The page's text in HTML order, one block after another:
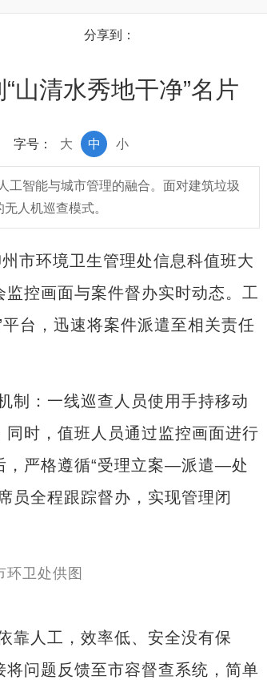
分享到：
山清水秀地干净”名片
字号： 小
中
大
工智能与城市管理的融合。面对建筑垃圾
人机巡查模式。
环境卫生管理处信息科值班大
控画面与案件督办实时动态。工
台，迅速将案件派遣至相关责任
：一线巡查人员使用手持移动
时，值班人员通过监控画面进行
，严格遵循“受理立案—派遣—处
全程跟踪督办，实现管理闭
人工，效率低、安全没有保
问题反馈至市容督查系统，简单